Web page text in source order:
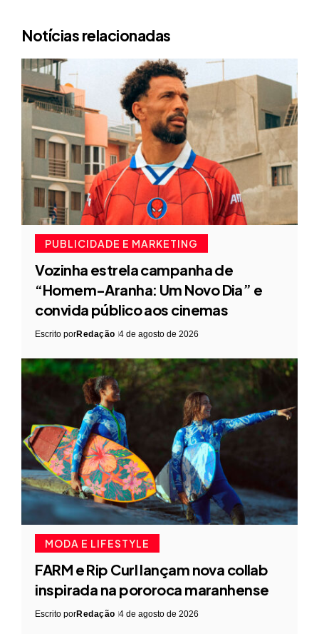
Notícias relacionadas
PUBLICIDADE E MARKETING
Vozinha estrela campanha de
“Homem-Aranha: Um Novo Dia” e
convida público aos cinemas
Escrito porRedação 4 de agosto de 2026
MODA E LIFESTYLE
FARM e Rip Curl lançam nova collab
inspirada na pororoca maranhense
Escrito porRedação 4 de agosto de 2026